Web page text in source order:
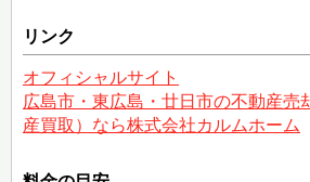
リンク
オフィシャルサイト
広島市・東広島・廿日市の不動産売
産買取）なら株式会社カルムホーム